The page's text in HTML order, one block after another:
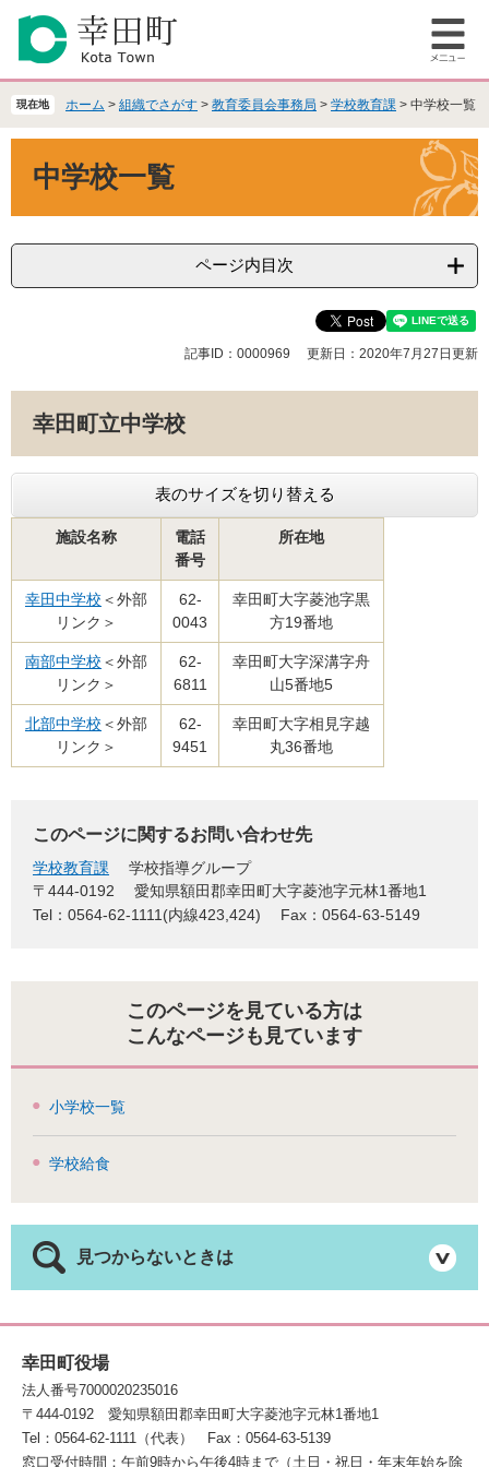
の
頭
ー
飛
本
文
メ
ー
現在地 ホーム > 組織でさがす > 教育委員会事務局 > 学校教育課 > 中学校一覧
中学校一覧
ページ内目次
記事ID：0000969 更新日：2020年7月27日更新
幸田町立中学校
表のサイズを切り替える
施設名称
電話
番号
所在地
幸田中学校 ＜外部
リンク＞
62-
0043
幸田町大字菱池字黒
方19番地
南部中学校 ＜外部
リンク＞
62-
6811
幸田町大字深溝字舟
山5番地5
北部中学校 ＜外部
リンク＞
62-
9451
幸田町大字相見字越
丸36番地
このページに関するお問い合わせ先
学校教育課
学校指導グループ
〒444-0192
愛知県額田郡幸田町大字菱池字元林1番地1
Tel：0564-62-1111(内線423,424)
Fax：0564-63-5149
このページを見ている方は
こんなページも見ています
小学校一覧
学校給食
見つからないときは
幸田町役場
法人番号7000020235016
〒444-0192
愛知県額田郡幸田町大字菱池字元林1番地1
Tel：0564-62-1111（代表）
Fax：0564-63-5139
窓口受付時間：午前9時から午後4時まで（土日・祝日・年末年始を除